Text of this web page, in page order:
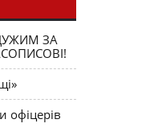
аспект
та
ЗА
офіцерів